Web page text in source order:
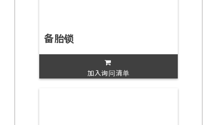
备胎锁
加入询问清单